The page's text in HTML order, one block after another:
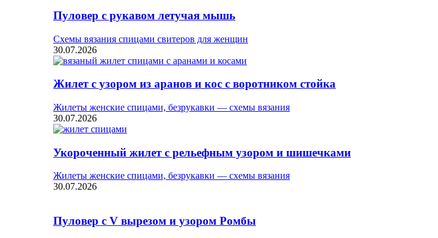
Пуловер с рукавом летучая мышь
Схемы вязания спицами свитеров для женщин
30.07.2026
Жилет с узором из аранов и кос с воротником стойка
Жилеты женские спицами, безрукавки — схемы вязания
30.07.2026
Укороченный жилет с рельефным узором и шишечками
Жилеты женские спицами, безрукавки — схемы вязания
30.07.2026
Пуловер с V вырезом и узором Ромбы